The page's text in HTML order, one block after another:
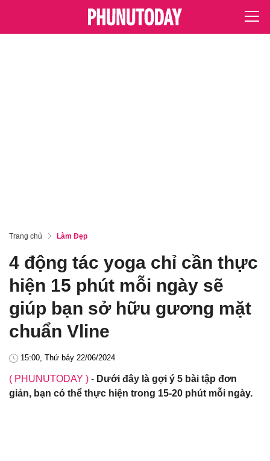
Trang chủ Làm Đẹp
4 động tác yoga chỉ cần thực
hiện 15 phút mỗi ngày sẽ
giúp bạn sở hữu gương mặt
chuẩn Vline
15:00, Thứ bảy 22/06/2024
( PHUNUTODAY ) - Dưới đây là gợi ý 5 bài tập đơn
giản, bạn có thể thực hiện trong 15-20 phút mỗi ngày.